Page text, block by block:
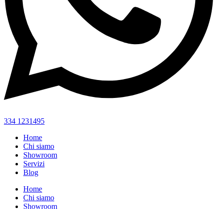
334 1231495
Home
Chi siamo
Showroom
Servizi
Blog
Home
Chi siamo
Showroom